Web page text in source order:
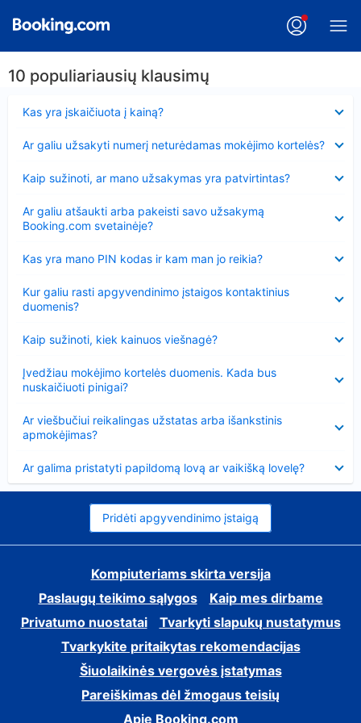
10 populiariausių klausimų
Kas yra įskaičiuota į kainą?
Ar galiu užsakyti numerį neturėdamas mokėjimo kortelės?
Kaip sužinoti, ar mano užsakymas yra patvirtintas?
Ar galiu atšaukti arba pakeisti savo užsakymą
Booking.com svetainėje?
Kas yra mano PIN kodas ir kam man jo reikia?
Kur galiu rasti apgyvendinimo įstaigos kontaktinius
duomenis?
Kaip sužinoti, kiek kainuos viešnagė?
Įvedžiau mokėjimo kortelės duomenis. Kada bus
nuskaičiuoti pinigai?
Ar viešbučiui reikalingas užstatas arba išankstinis
apmokėjimas?
Ar galima pristatyti papildomą lovą ar vaikišką lovelę?
Pridėti apgyvendinimo įstaigą
Kompiuteriams skirta versija
Paslaugų teikimo sąlygos
Kaip mes dirbame
Privatumo nuostatai
Tvarkyti slapukų nustatymus
Tvarkykite pritaikytas rekomendacijas
Šiuolaikinės vergovės įstatymas
Pareiškimas dėl žmogaus teisių
Apie Booking.com